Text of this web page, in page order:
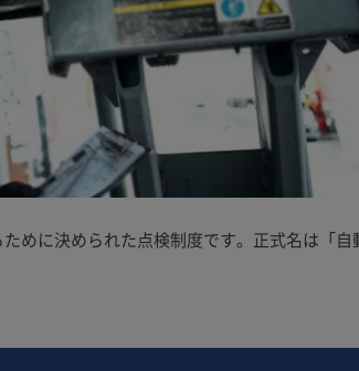
めに決められた点検制度です。正式名は「自